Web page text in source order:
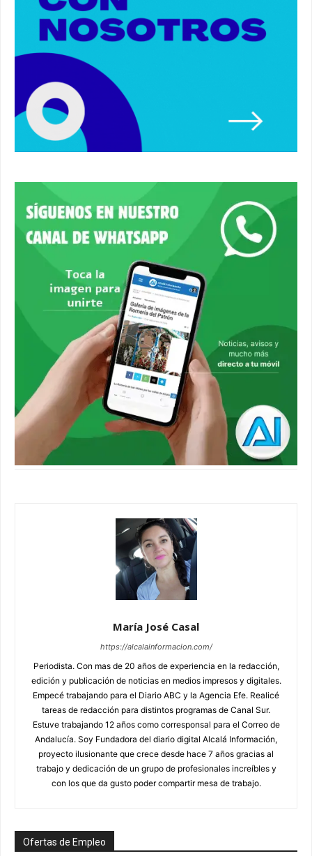
03:01
Paseo de caballos. #alcaladeguadaira #ferias
#caballos
Un autobús ha golpeado a otro en el recinto
ferial. #accidente #alcaladeguadaira #ferias
Primer premio de casetas 2026.
#alcaladeguadaira #ferias
María José Casal
https://alcalainformacion.com/
Periodista. Con mas de 20 años de experiencia en la redacción,
edición y publicación de noticias en medios impresos y digitales.
Empecé trabajando para el Diario ABC y la Agencia Efe. Realicé
tareas de redacción para distintos programas de Canal Sur.
Estuve trabajando 12 años como corresponsal para el Correo de
Andalucía. Soy Fundadora del diario digital Alcalá Información,
proyecto ilusionante que crece desde hace 7 años gracias al
trabajo y dedicación de un grupo de profesionales increíbles y
con los que da gusto poder compartir mesa de trabajo.
Ofertas de Empleo